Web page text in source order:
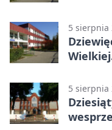
5 sierpnia
5 sierpnia